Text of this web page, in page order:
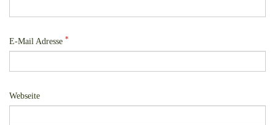
E-Mail Adresse *
Webseite